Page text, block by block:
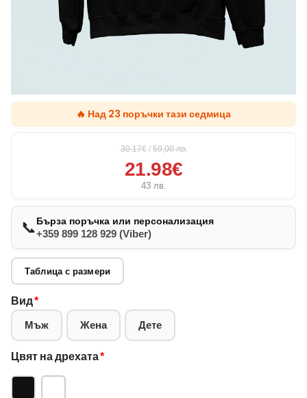
🔥 Над 23 поръчки тази седмица
30.17€ / 59,00лв.
21.98€
43 лв.
📞Бърза поръчка или персонализация
+359 899 128 929 (Viber)
Таблица с размери
Вид*
Мъж Жена Дете
Цвят на дрехата*